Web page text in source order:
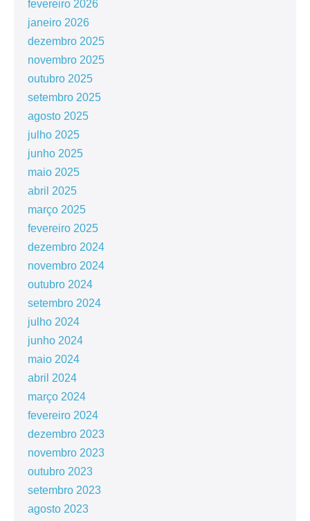
fevereiro 2026
janeiro 2026
dezembro 2025
novembro 2025
outubro 2025
setembro 2025
agosto 2025
julho 2025
junho 2025
maio 2025
abril 2025
março 2025
fevereiro 2025
dezembro 2024
novembro 2024
outubro 2024
setembro 2024
julho 2024
junho 2024
maio 2024
abril 2024
março 2024
fevereiro 2024
dezembro 2023
novembro 2023
outubro 2023
setembro 2023
agosto 2023